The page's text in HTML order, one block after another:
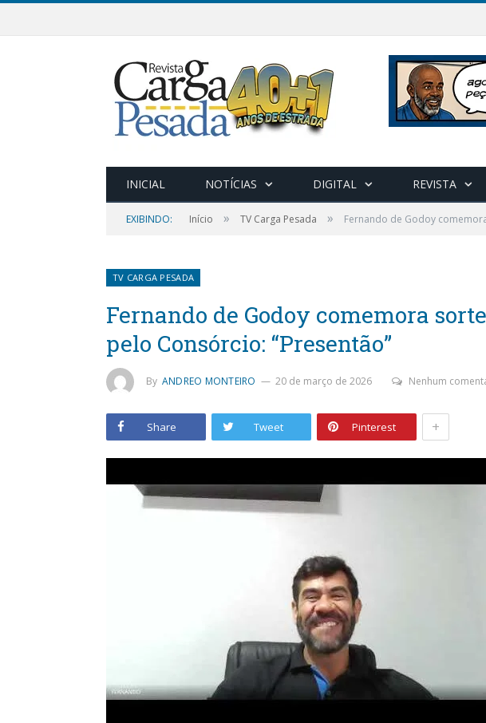
INICIAL NOTÍCIAS DIGITAL REVISTA
EXIBINDO: Início » TV Carga Pesada » Fernando de Godoy
TV CARGA PESADA
Fernando de Godoy comemora
pelo Consórcio: “Presentão”
By ANDREO MONTEIRO 20 de março de 2026 Nenhum
Share Tweet Pinterest +